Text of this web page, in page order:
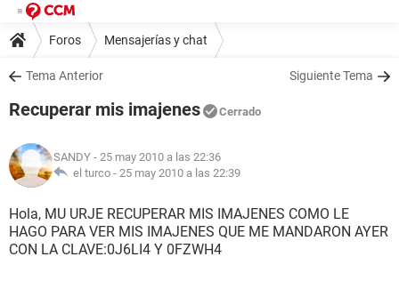
Foros Mensajerías y chat
Tema Anterior Siguiente Tema
Recuperar mis imajenes Cerrado
SANDY - 25 may 2010 a las 22:36
el turco - 25 may 2010 a las 22:39
Hola, MU URJE RECUPERAR MIS IMAJENES COMO LE
HAGO PARA VER MIS IMAJENES QUE ME MANDARON AYER
CON LA CLAVE:0J6LI4 Y 0FZWH4